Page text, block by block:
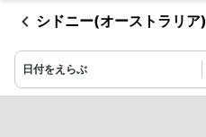
シドニー(オーストラリア)
日付をえらぶ